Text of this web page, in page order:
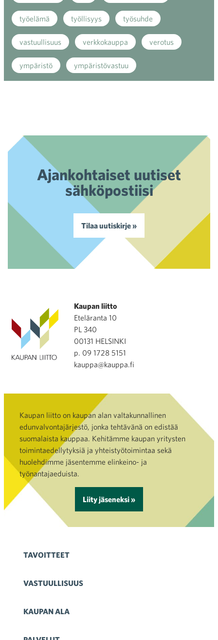
työelämä työllisyys työsuhde
vastuullisuus verkkokauppa verotus
ympäristö ympäristövastuu
Ajankohtaiset uutiset
sähköpostiisi
Tilaa uutiskirje »
Kaupan liitto
Eteläranta 10
PL 340
00131 HELSINKI
p. 09 1728 5151
kauppa@kauppa.fi
Kaupan liitto on kaupan alan valtakunnallinen
edunvalvontajärjestö, jonka tehtävänä on edistää
suomalaista kauppaa. Kehitämme kaupan yritysten
toimintaedellytyksiä ja yhteistyötoimintaa sekä
huolehdimme jäsentemme elinkeino- ja
työnantajaeduista.
Liity jäseneksi »
TAVOITTEET
VASTUULLISUUS
KAUPAN ALA